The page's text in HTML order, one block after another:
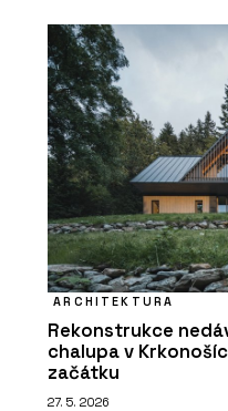
ARCHITEKTURA
Rekonstrukce
chalupa v
začátku
27. 5. 2026